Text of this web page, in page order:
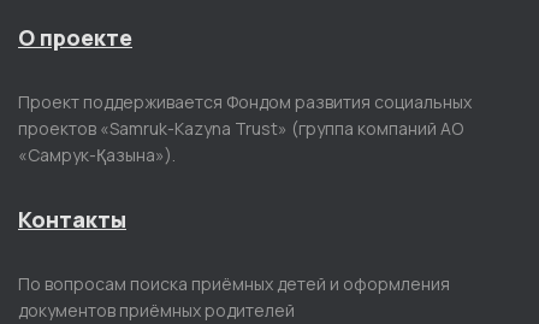
О проекте
Проект поддерживается Фондом развития социальных
проектов «Samruk-Kazyna Trust» (группа компаний АО
«Самрук-Қазына»).
Контакты
По вопросам поиска приёмных детей и оформления
документов приёмных родителей